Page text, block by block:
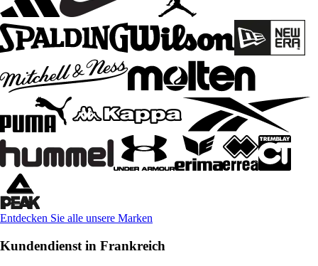
Entdecken Sie alle unsere Marken
Kundendienst in Frankreich